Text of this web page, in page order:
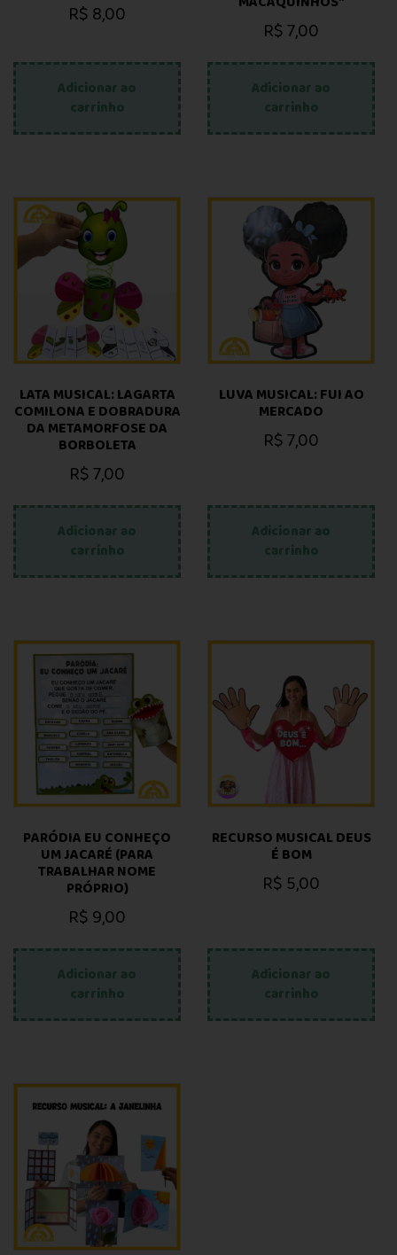
R$8,00
Adicionar ao
carrinho
R$7,00
Adicionar ao
carrinho
LATA MUSICAL: LAGARTA
COMILONA E DOBRADURA
DA METAMORFOSE DA
BORBOLETA
R$7,00
Adicionar ao
carrinho
LUVA MUSICAL: FUI AO
MERCADO
R$7,00
Adicionar ao
carrinho
PARÓDIA EU CONHEÇO
UM JACARÉ (PARA
TRABALHAR NOME
PRÓPRIO)
R$9,00
Adicionar ao
carrinho
RECURSO MUSICAL DEUS
É BOM
R$ 5,00
Adicionar ao
carrinho